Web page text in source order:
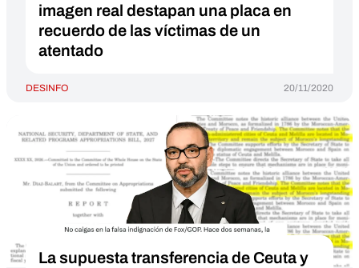
imagen real destapan una placa en
recuerdo de las víctimas de un
atentado
DESINFO 20/11/2020
La supuesta transferencia de Ceuta y